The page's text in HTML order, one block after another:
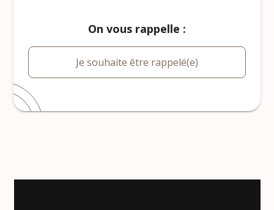
On vous rappelle :
Je souhaite être rappelé(e)